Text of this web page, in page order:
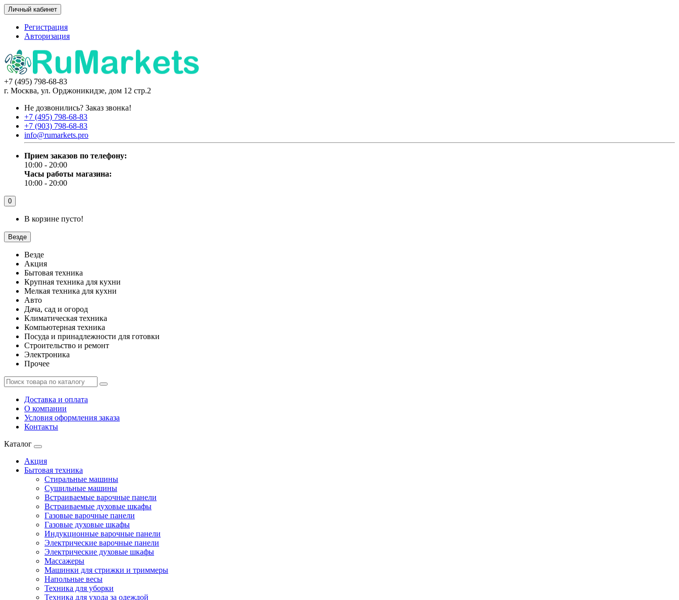
Личный кабинет
Регистрация
Авторизация
+7 (495) 798-68-83
г. Москва, ул. Орджоникидзе, дом 12 стр.2
Не дозвонились? Заказ звонка!
+7 (495) 798-68-83
+7 (903) 798-68-83
info@rumarkets.pro
Прием заказов по телефону:
10:00 - 20:00
Часы работы магазина:
10:00 - 20:00
0
В корзине пусто!
Везде
Везде
Акция
Бытовая техника
Крупная техника для кухни
Мелкая техника для кухни
Авто
Дача, сад и огород
Климатическая техника
Компьютерная техника
Посуда и принадлежности для готовки
Строительство и ремонт
Электроника
Прочее
Доставка и оплата
О компании
Условия оформления заказа
Контакты
Каталог
Акция
Бытовая техника
Стиральные машины
Сушильные машины
Встраиваемые варочные панели
Встраиваемые духовые шкафы
Газовые варочные панели
Газовые духовые шкафы
Индукционные варочные панели
Электрические варочные панели
Электрические духовые шкафы
Массажеры
Машинки для стрижки и триммеры
Напольные весы
Техника для уборки
Техника для ухода за одеждой